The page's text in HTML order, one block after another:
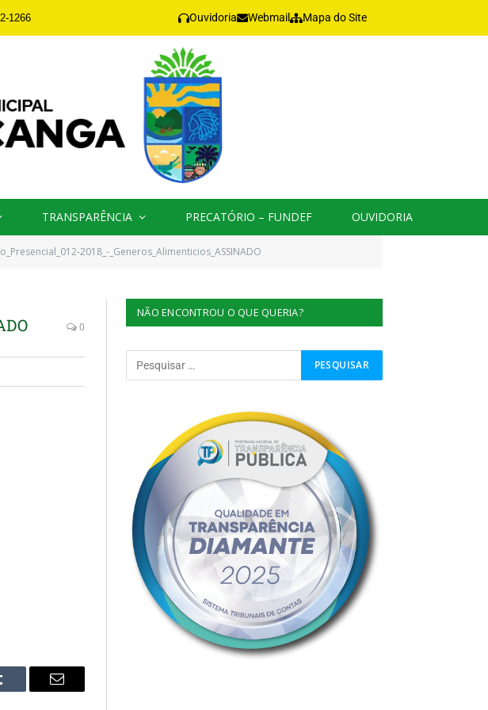
1266 Ouvidoria Webmail Mapa do Site
TRANSPARÊNCIA PRECATÓRIO – FUNDEF OUVIDORIA
2018_-_Generos_Alimenticios_ASSINADO
0
E-
NÃO ENCONTROU O QUE QUERIA?